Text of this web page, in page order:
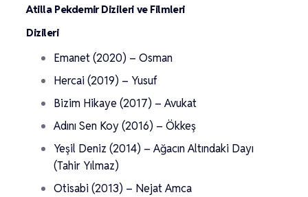
Atilla Pekdemir Dizileri ve Filmleri
Dizileri
Emanet (2020) – Osman
Hercai (2019) – Yusuf
Bizim Hikaye (2017) – Avukat
Adını Sen Koy (2016) – Ökkeş
Yeşil Deniz (2014) – Ağacın Altındaki Dayı
(Tahir Yılmaz)
Otisabi (2013) – Nejat Amca